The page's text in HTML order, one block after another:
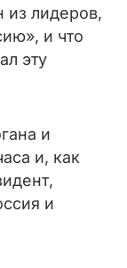
из лидеров,
и что
эту
и
и, как
и